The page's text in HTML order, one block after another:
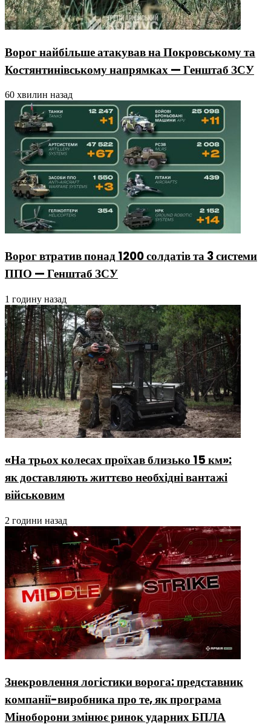
Ворог найбільше атакував на Покровському та
Костянтинівському напрямках — Генштаб ЗСУ
60 хвилин назад
Ворог втратив понад 1200 солдатів та 3 системи
ППО — Генштаб ЗСУ
1 годину назад
«На трьох колесах проїхав близько 15 км»:
як доставляють життєво необхідні вантажі
військовим
2 години назад
Знекровлення логістики ворога: представник
компанії-виробника про те, як програма
Міноборони змінює ринок ударних БПЛА